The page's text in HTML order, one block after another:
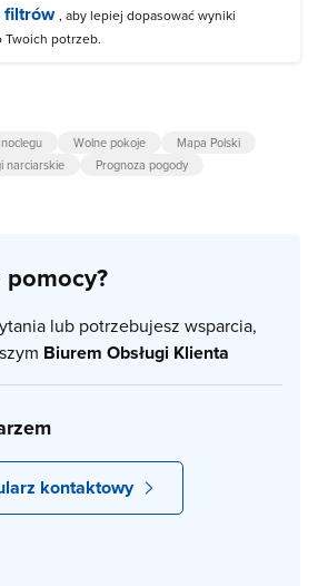
filtrów , aby lepiej dopasować wyniki
Twoich potrzeb.
Wolne pokoje
Mapa Polski
narciarskie
Prognoza pogody
lub potrzebujesz wsparcia,
Biurem Obsługi Klienta
kontaktowy